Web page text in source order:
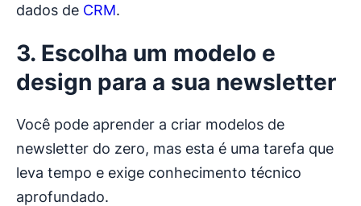
dados de CRM.
3. Escolha um modelo e
design para a sua newsletter
Você pode aprender a criar modelos de
newsletter do zero, mas esta é uma tarefa que
leva tempo e exige conhecimento técnico
aprofundado.